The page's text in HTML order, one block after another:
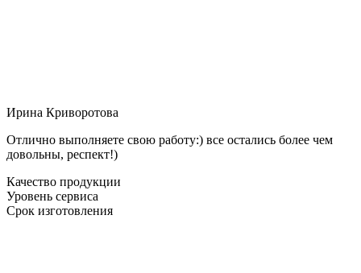
Ирина Криворотова
Отлично выполняете свою работу:) все остались более чем
довольны, респект!)
Качество продукции
Уровень сервиса
Срок изготовления